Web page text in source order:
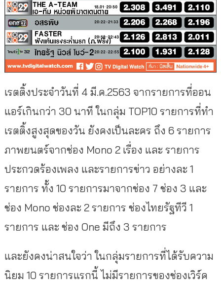
เรตติ้งประจำวันที่ 4 มี.ค.2563 จากรายการที่ออน
แอร์เกินกว่า 30 นาที ในกลุ่ม TOP10 รายการที่ทำ
เรตติ้งสูงสุดของวัน ยังคงเป็นละคร ถึง 6 รายการ
ภาพยนตร์จากช่อง Mono 2 เรื่อง และ รายการ
ประกวดร้องเพลง และรายการข่าว อย่างละ 1
รายการ ทั้ง 10 รายการมาจากช่อง 7 ช่อง 3 และ
ช่อง Mono ช่องละ 2 รายการ ช่องไทยรัฐทีวี 1
รายการ และ ช่อง One มีถึง 3 รายการ
และยังคงน่าสนใจว่า ในกลุ่มรายการที่ได้รับความ
นิยม 10 รายการแรกนี้ ไม่มีรายการของช่องเวิร์ค